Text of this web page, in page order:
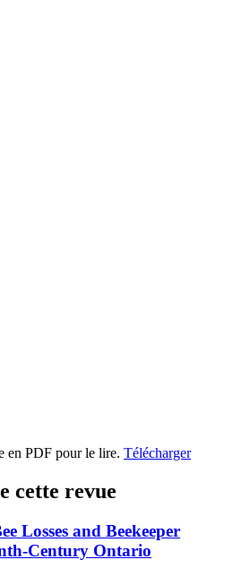
en PDF pour le lire. Télécharger
cette revue
Losses and Beekeeper
Century Ontario